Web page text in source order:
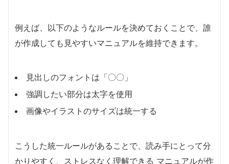
例えば、以下のようなルールを決めておくことで、誰
が作成しても見やすいマニュアルを維持できます。
見出しのフォントは「〇〇」
強調したい部分は太字を使用
画像やイラストのサイズは統一する
こうした統一ルールがあることで、読み手にとって分
かりやすく、ストレスなく理解できる マニュアルが作